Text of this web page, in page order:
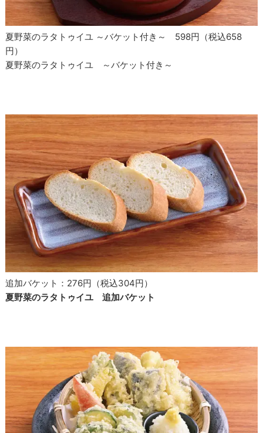
夏野菜のラタトゥイユ ～バケット付き～ 598円（税込658
円）
夏野菜のラタトゥイユ ～バケット付き～
追加バケット：276円（税込304円）
夏野菜のラタトゥイユ
追加バケット